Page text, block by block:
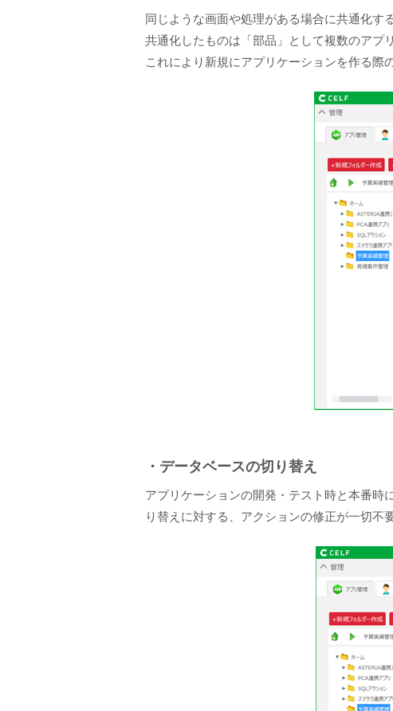
同じような画面や処理がある場合に共通化す
共通化したものは「部品」として複数のアプ
これにより新規にアプリケーションを作る際
・データベースの切り替え
アプリケーションの開発・テスト時と本番時
り替えに対する、アクションの修正が一切不